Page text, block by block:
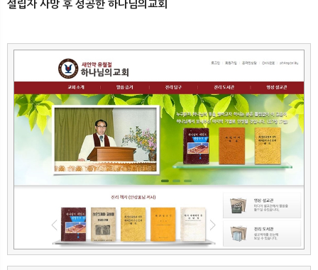
설립자 사망 후 성공한 하나님의교회